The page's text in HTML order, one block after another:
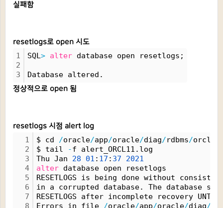
실패함
resetlogs로 open 시도
1
2
3
SQL> alter database open resetlogs;
Database altered.
정상적으로 open 됨
resetlogs 시점 alert log
1
2
3
4
5
6
7
8
$ cd /oracle/app/oracle/diag/rdbms/orcl11
$ tail
-f alert_ORCL11.log
Thu Jan 28 01 : 17 : 37
2021
alter database open resetlogs
RESETLOGS is being done without
in a corrupted database. The database
RESETLOGS after incomplete recovery
Errors in file /oracle/app/oracle/diag/